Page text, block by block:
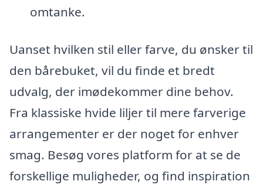
omtanke.
Uanset hvilken stil eller farve, du ønsker til
den bårebuket, vil du finde et bredt
udvalg, der imødekommer dine behov.
Fra klassiske hvide liljer til mere farverige
arrangementer er der noget for enhver
smag. Besøg vores platform for at se de
forskellige muligheder, og find inspiration